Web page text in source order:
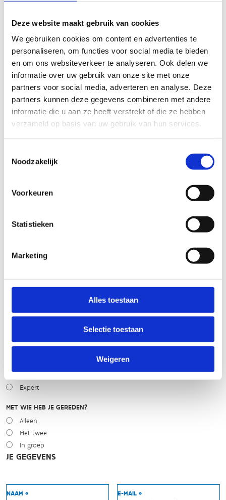
Deze website maakt gebruik van cookies
We gebruiken cookies om content en advertenties te
personaliseren, om functies voor social media te bieden
en om ons websiteverkeer te analyseren. Ook delen we
informatie over uw gebruik van onze site met onze
partners voor social media, adverteren en analyse. Deze
partners kunnen deze gegevens combineren met andere
informatie die u aan ze heeft verstrekt of die ze hebben
verzameld op basis van uw gebruik van hun services.
Noodzakelijk
Voorkeuren
Statistieken
Marketing
Alles toestaan
Selectie toestaan
Weigeren
TECHNISCHE MOEILIJKHEIDSGRAAD
makkelijk moeilijk
BEWEGWIJZERING
TIP:ontbrekende signalisatie kan je melden via het
Routemeldpunt
STAAT VAN PARCOURS(ONDERGROND, BEGROEIING, ONDERHOUD)
Droog
Regen
NIVEAU
Expert
MET WIE HEB JE GEREDEN?
Alleen
Met twee
In groep
JE GEGEVENS
NAAM * E-MAIL *